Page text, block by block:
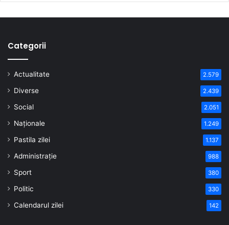
Categorii
Actualitate 2.579
Diverse 2.439
Social 2.051
Naționale 1.249
Pastila zilei 1.137
Administrație 988
Sport 380
Politic 330
Calendarul zilei 142